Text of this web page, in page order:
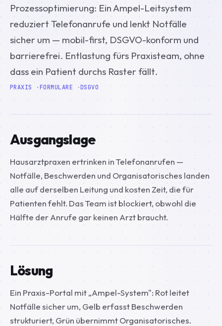
Prozessoptimierung: Ein Ampel-Leitsystem
reduziert Telefonanrufe und lenkt Notfälle
sicher um — mobil-first, DSGVO-konform und
barrierefrei. Entlastung fürs Praxisteam, ohne
dass ein Patient durchs Raster fällt.
PRAXIS FORMULARE DSGVO
Ausgangslage
Hausarztpraxen ertrinken in Telefonanrufen —
Notfälle, Beschwerden und Organisatorisches landen
alle auf derselben Leitung und kosten Zeit, die für
Patienten fehlt. Das Team ist blockiert, obwohl die
Hälfte der Anrufe gar keinen Arzt braucht.
Lösung
Ein Praxis-Portal mit „Ampel-System": Rot leitet
Notfälle sicher um, Gelb erfasst Beschwerden
strukturiert, Grün übernimmt Organisatorisches.